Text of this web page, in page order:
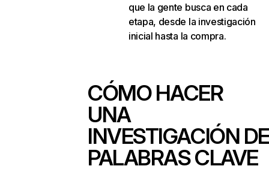
que la gente busca en cada
etapa, desde la investigación
inicial hasta la compra.
CÓMO HACER
UNA
INVESTIGACIÓN DE
PALABRAS CLAVE